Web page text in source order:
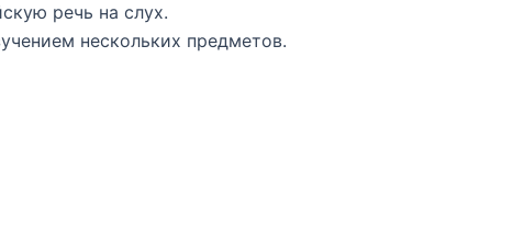
речь на слух.
нескольких предметов.